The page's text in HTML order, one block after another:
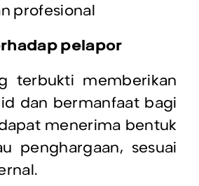
profesional
pelapor
terbukti memberikan
dan bermanfaat bagi
menerima bentuk
penghargaan, sesuai